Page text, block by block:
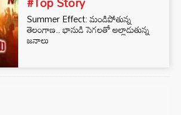
Summer Effect: మండిపోతున్న
తెలంగాణ.. భానుడి సెగలతో అల్లాడుతున్న
జనాలు